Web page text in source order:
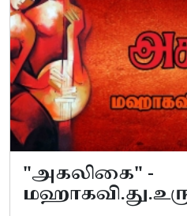
"அகலிகை" -